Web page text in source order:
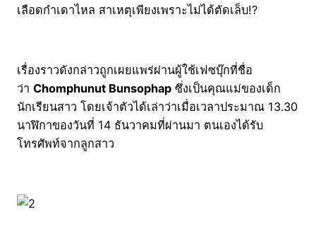
เลือดกำเดาไหล สาเหตุเพียงเพราะไม่ได้ตัดเล็บ!?
เรื่องราวดังกล่าวถูกเผยแพร่ผ่านผู้ใช้เฟซบุ๊กที่ชื่อ
ว่า Chomphunut Bunsophap ซึ่งเป็นคุณแม่ของเด็ก
นักเรียนสาว โดยเจ้าตัวได้เล่าว่าเมื่อเวลาประมาณ 13.30
นาฬิกาของวันที่ 14 ธันวาคมที่ผ่านมา ตนเองได้รับ
โทรศัพท์จากลูกสาว